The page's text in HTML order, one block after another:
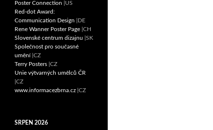
Poster Connection |US
Red-dot Award:
Communication Design |DE
Rene Wanner Poster Page |CH
Slovenské centrum dizajnu |SK
Společnost pro současné
umění |CZ
Terry Posters |CZ
Unie výtvarných umělců ČR
|CZ
www.informacezbrna.cz |CZ
SRPEN 2026